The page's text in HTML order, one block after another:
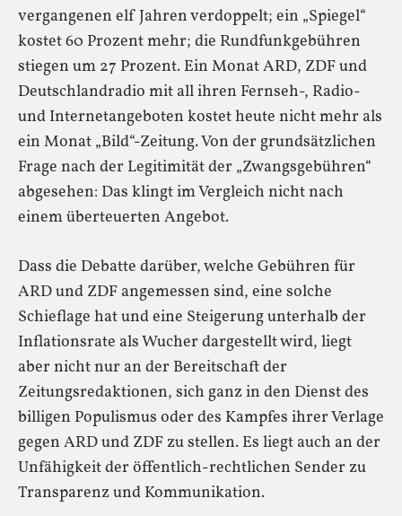
vergangenen elf Jahren verdoppelt; ein „Spiegel“
kostet 60 Prozent mehr; die Rundfunkgebühren
stiegen um 27 Prozent. Ein Monat ARD, ZDF und
Deutschlandradio mit all ihren Fernseh-, Radio-
und Internetangeboten kostet heute nicht mehr als
ein Monat „Bild“-Zeitung. Von der grundsätzlichen
Frage nach der Legitimität der „Zwangsgebühren“
abgesehen: Das klingt im Vergleich nicht nach
einem überteuerten Angebot.
Dass die Debatte darüber, welche Gebühren für
ARD und ZDF angemessen sind, eine solche
Schieflage hat und eine Steigerung unterhalb der
Inflationsrate als Wucher dargestellt wird, liegt
aber nicht nur an der Bereitschaft der
Zeitungsredaktionen, sich ganz in den Dienst des
billigen Populismus oder des Kampfes ihrer Verlage
gegen ARD und ZDF zu stellen. Es liegt auch an der
Unfähigkeit der öffentlich-rechtlichen Sender zu
Transparenz und Kommunikation.